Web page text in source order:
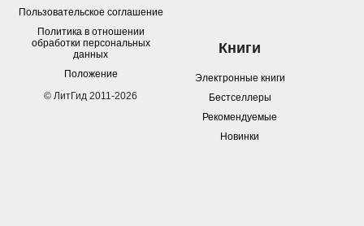
Пользовательское соглашение
Политика в отношении
обработки персональных
данных
Положение
© ЛитГид 2011-2026
Книги
Электронные книги
Бестселлеры
Рекомендуемые
Новинки